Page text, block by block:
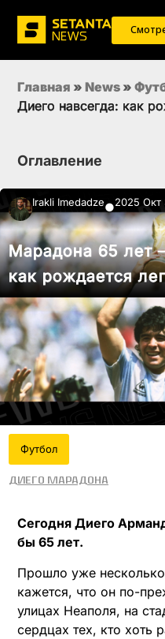
Главная » News »
Диего навсегда: как
Оглавление
Irakli Imedadze●2025
Марадона 65 лет
как рождается
Футбол
Диего Марадона
Сегодня Диего
бы 65 лет.
Прошло уже
кажется, что он по-
улицах Неаполя, на
сердцах тех, кто хоть